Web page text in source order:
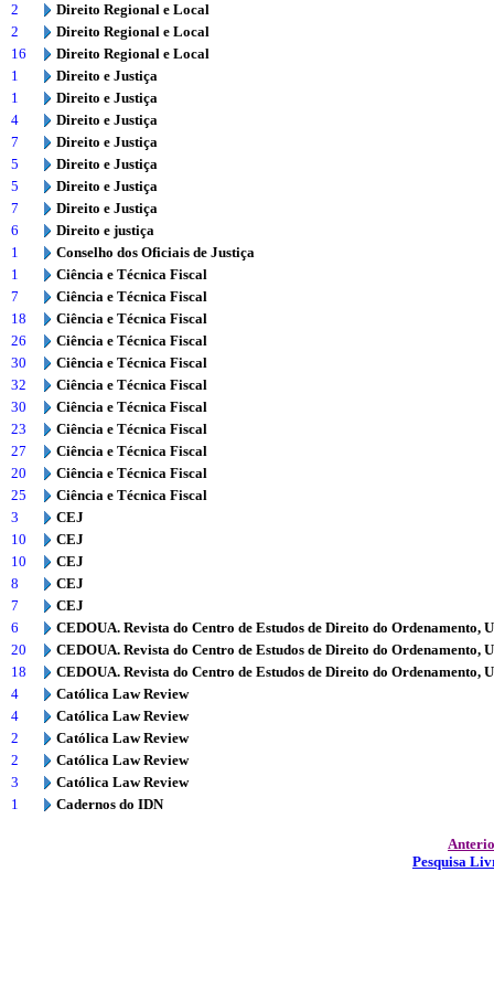
2
Direito Regional e Local
2
Direito Regional e Local
16
Direito Regional e Local
1
Direito e Justiça
1
Direito e Justiça
4
Direito e Justiça
7
Direito e Justiça
5
Direito e Justiça
5
Direito e Justiça
7
Direito e Justiça
6
Direito e justiça
1
Conselho dos Oficiais de Justiça
1
Ciência e Técnica Fiscal
7
Ciência e Técnica Fiscal
18
Ciência e Técnica Fiscal
26
Ciência e Técnica Fiscal
30
Ciência e Técnica Fiscal
32
Ciência e Técnica Fiscal
30
Ciência e Técnica Fiscal
23
Ciência e Técnica Fiscal
27
Ciência e Técnica Fiscal
20
Ciência e Técnica Fiscal
25
Ciência e Técnica Fiscal
3
CEJ
10
CEJ
10
CEJ
8
CEJ
7
CEJ
6
CEDOUA. Revista do Centro de Estudos de Direito do Ordenamento,
20
CEDOUA. Revista do Centro de Estudos de Direito do Ordenamento,
18
CEDOUA. Revista do Centro de Estudos de Direito do Ordenamento,
4
Católica Law Review
4
Católica Law Review
2
Católica Law Review
2
Católica Law Review
3
Católica Law Review
1
Cadernos do IDN
Pesquisa